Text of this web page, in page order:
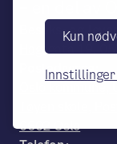
Kun
Besøks- og
Hagegata 19,
Postadresse:
Oslo
0602 Oslo